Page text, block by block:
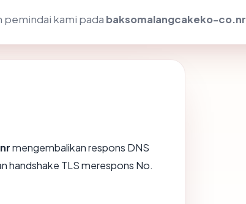
pemindai kami pada baksomalangcakeko-co.nr
mengembalikan respons DNS
handshake TLS merespons No.